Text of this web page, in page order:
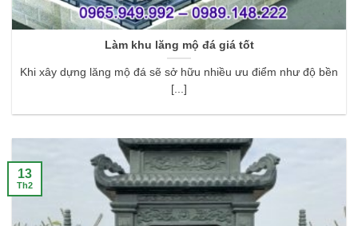
Làm khu lăng mộ đá giá tốt
Khi xây dựng lăng mộ đá sẽ sở hữu nhiều ưu điểm như độ bền
[...]
13
Th2